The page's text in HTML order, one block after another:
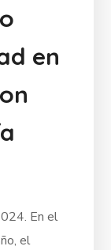
en
En el
el